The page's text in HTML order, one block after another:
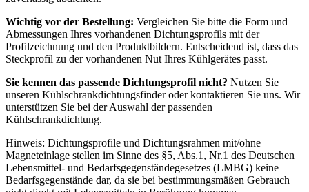
Wichtig vor der Bestellung: Vergleichen Sie bitte die Form und
Abmessungen Ihres vorhandenen Dichtungsprofils mit der
Profilzeichnung und den Produktbildern. Entscheidend ist, dass das
Steckprofil zu der vorhandenen Nut Ihres Kühlgerätes passt.
Sie kennen das passende Dichtungsprofil nicht? Nutzen Sie
unseren Kühlschrankdichtungsfinder oder kontaktieren Sie uns. Wir
unterstützen Sie bei der Auswahl der passenden
Kühlschrankdichtung.
Hinweis: Dichtungsprofile und Dichtungsrahmen mit/ohne
Magneteinlage stellen im Sinne des §5, Abs.1, Nr.1 des Deutschen
Lebensmittel- und Bedarfsgegenständegesetzes (LMBG) keine
Bedarfsgegenstände dar, da sie bei bestimmungsmäßen Gebrauch